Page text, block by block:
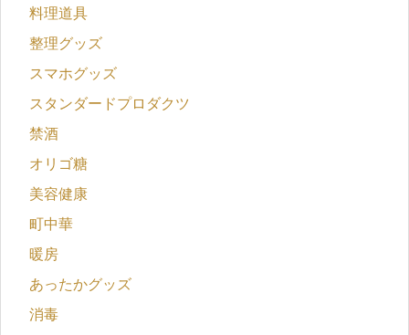
料理道具
整理グッズ
スマホグッズ
スタンダードプロダクツ
禁酒
オリゴ糖
美容健康
町中華
暖房
あったかグッズ
消毒